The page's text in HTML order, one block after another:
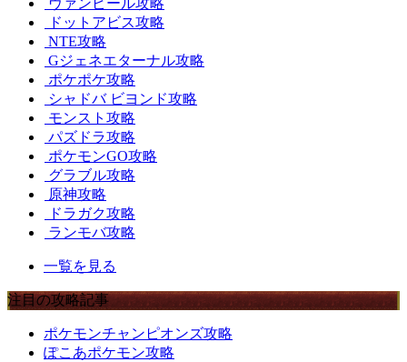
ヴァンピール攻略
ドットアビス攻略
NTE攻略
Gジェネエターナル攻略
ポケポケ攻略
シャドバ ビヨンド攻略
モンスト攻略
パズドラ攻略
ポケモンGO攻略
グラブル攻略
原神攻略
ドラガク攻略
ランモバ攻略
一覧を見る
注目の攻略記事
ポケモンチャンピオンズ攻略
ぽこあポケモン攻略